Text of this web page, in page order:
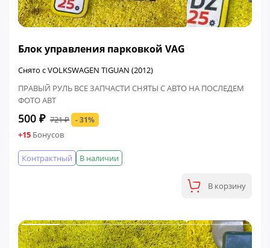
Блок управления парковкой VAG
Снято с VOLKSWAGEN TIGUAN (2012)
ПРАВЫЙ РУЛЬ ВСЕ ЗАПЧАСТИ СНЯТЫ С АВТО НА ПОСЛЕДЕМ
ФОТО АВТ
500 ₽ 721 ₽ - 31%
+15 Бонусов
В наличии
Контрактный
В корзину